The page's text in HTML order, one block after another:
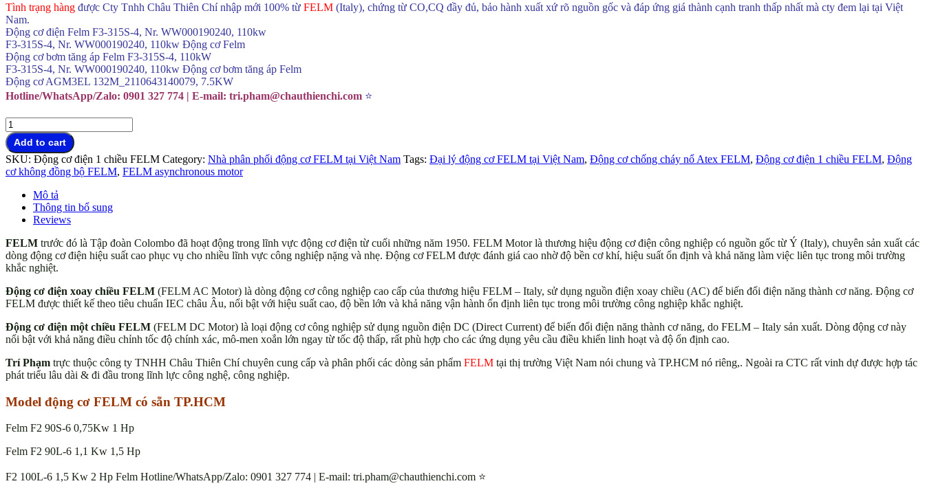
Tình trạng hàng được Cty Tnhh Châu Thiên Chí nhập mới 100% từ FELM (Italy), chứng từ CO,CQ đầy đủ, bảo hành xuất xứ rõ nguồn gốc và đáp ứng giá thành cạnh tranh thấp nhất mà cty đem lại tại Việt
Nam.
Động cơ điện Felm F3-315S-4, Nr. WW000190240, 110kw
F3-315S-4, Nr. WW000190240, 110kw Động cơ Felm
Động cơ bơm tăng áp Felm F3-315S-4, 110kW
F3-315S-4, Nr. WW000190240, 110kw Động cơ bơm tăng áp Felm
Động cơ AGM3EL 132M_2110643140079, 7.5KW
Hotline/WhatsApp/Zalo: 0901 327 774 | E-mail: tri.pham@chauthienchi.com ⭐
Động
cơ
FELM
electric
motor
TP.HCM
quantity
Add to cart
SKU: Động cơ điện 1 chiều FELM Category: Nhà phân phối động cơ FELM tại Việt Nam Tags: Đại lý động cơ FELM tại Việt Nam, Động cơ chống cháy nổ Atex FELM, Động cơ điện 1 chiều FELM, Động
cơ không đồng bộ FELM, FELM asynchronous motor
Mô tả
Thông tin bổ sung
Reviews
FELM trước đó là Tập đoàn Colombo đã hoạt động trong lĩnh vực động cơ điện từ cuối những năm 1950. FELM Motor là thương hiệu động cơ điện công nghiệp có nguồn gốc từ Ý (Italy), chuyên sản xuất các
dòng động cơ điện hiệu suất cao phục vụ cho nhiều lĩnh vực công nghiệp nặng và nhẹ. Động cơ FELM được đánh giá cao nhờ độ bền cơ khí, hiệu suất ổn định và khả năng làm việc liên tục trong môi trường
khắc nghiệt.
Động cơ điện xoay chiều FELM (FELM AC Motor) là dòng động cơ công nghiệp cao cấp của thương hiệu FELM – Italy, sử dụng nguồn điện xoay chiều (AC) để biến đổi điện năng thành cơ năng. Động cơ
FELM được thiết kế theo tiêu chuẩn IEC châu Âu, nổi bật với hiệu suất cao, độ bền lớn và khả năng vận hành ổn định liên tục trong môi trường công nghiệp khắc nghiệt.
Động cơ điện một chiều FELM (FELM DC Motor) là loại động cơ công nghiệp sử dụng nguồn điện DC (Direct Current) để biến đổi điện năng thành cơ năng, do FELM – Italy sản xuất. Dòng động cơ này
nổi bật với khả năng điều chỉnh tốc độ chính xác, mô-men xoắn lớn ngay từ tốc độ thấp, rất phù hợp cho các ứng dụng yêu cầu điều khiển linh hoạt và độ ổn định cao.
Trí Phạm trực thuộc công ty TNHH Châu Thiên Chí chuyên cung cấp và phân phối các dòng sản phẩm FELM tại thị trường Việt Nam nói chung và TP.HCM nó riêng,. Ngoài ra CTC rất vinh dự được hợp tác
phát triểu lâu dài & đi đầu trong lĩnh lực công nghệ, công nghiệp.
Model động cơ FELM có sẵn TP.HCM
Felm F2 90S-6 0,75Kw 1 Hp
Felm F2 90L-6 1,1 Kw 1,5 Hp
F2 100L-6 1,5 Kw 2 Hp Felm Hotline/WhatsApp/Zalo: 0901 327 774 | E-mail: tri.pham@chauthienchi.com ⭐